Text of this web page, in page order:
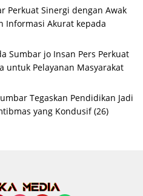
Perkuat Sinergi dengan Awak
Informasi Akurat kepada
Sumbar jo Insan Pers Perkuat
untuk Pelayanan Masyarakat
Tegaskan Pendidikan Jadi
yang Kondusif (26)